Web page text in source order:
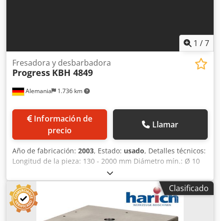
1 /7
Alemania 1.736 km
Fresadora y desbarbadora
Progress KBH 4849
Información de
precio
Llamar
Año de fabricación: 2003, Estado: usado, Detalles técnicos:
Longitud de la pieza: 130 - 2000 mm Diámetro mín.: Ø 10
mm Codpfxeu Ngc Ne Ab Hsrf Diámetro máx.: Ø 60 mm
Mando: Fagor 10/102 S Dimensiones máquina aprox.
LxAnxAl: 3,8 x 3,8 x 1,9 m Dimensiones armario de control
LxAnxAl: 1,2 x 0,6 x 2,2 m Peso de la máquina aprox.: 4 500
kg Fresadora y desbarbadora CNC para extremos de tubos
Clasificado